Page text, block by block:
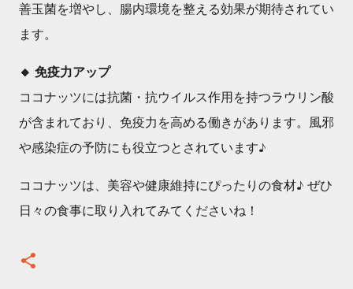
善玉菌を増やし、腸内環境を整える効果が期待されてい
ます。
🔸 免疫力アップ
ココナッツには抗菌・抗ウイルス作用を持つラウリン酸
が含まれており、免疫力を高める働きがあります。風邪
や感染症の予防にも役立つとされています♪
ココナッツは、美容や健康維持にぴったりの食材♪ ぜひ
日々の食事に取り入れてみてくださいね！